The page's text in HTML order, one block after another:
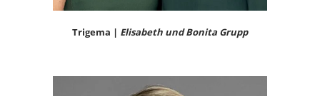
Trigema | Elisabeth und Bonita Grupp